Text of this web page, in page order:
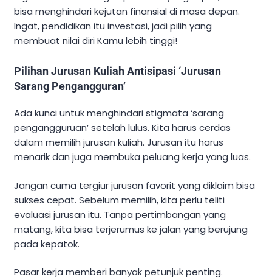
bisa menghindari kejutan finansial di masa depan.
Ingat, pendidikan itu investasi, jadi pilih yang
membuat nilai diri Kamu lebih tinggi!
Pilihan Jurusan Kuliah Antisipasi ‘Jurusan
Sarang Pengangguran’
Ada kunci untuk menghindari stigmata ‘sarang
pengangguruan’ setelah lulus. Kita harus cerdas
dalam memilih jurusan kuliah. Jurusan itu harus
menarik dan juga membuka peluang kerja yang luas.
Jangan cuma tergiur jurusan favorit yang diklaim bisa
sukses cepat. Sebelum memilih, kita perlu teliti
evaluasi jurusan itu. Tanpa pertimbangan yang
matang, kita bisa terjerumus ke jalan yang berujung
pada kepatok.
Pasar kerja memberi banyak petunjuk penting.